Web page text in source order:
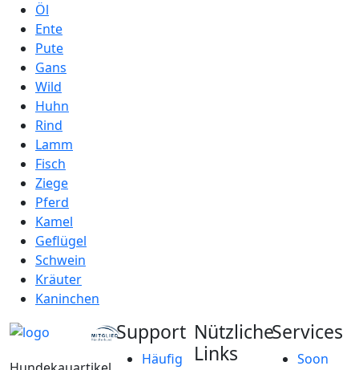
Öl
Ente
Pute
Gans
Wild
Huhn
Rind
Lamm
Fisch
Ziege
Pferd
Kamel
Geflügel
Schwein
Kräuter
Kaninchen
Support
Häufig
Nützliche
Links
Services
Soon